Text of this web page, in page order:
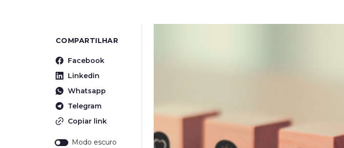
COMPARTILHAR
Facebook
Linkedin
Whatsapp
Telegram
Copiar link
Modo escuro